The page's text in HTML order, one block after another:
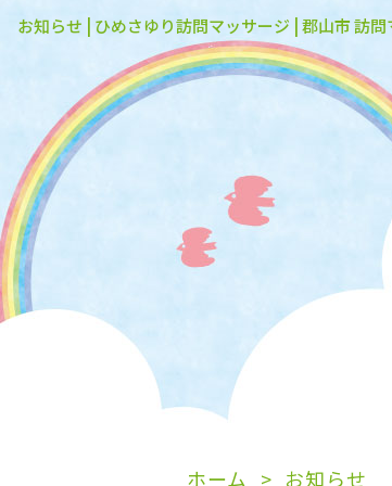
お知らせ | ひめさゆり訪問マッサージ | 郡山市 訪
ホーム お知らせ